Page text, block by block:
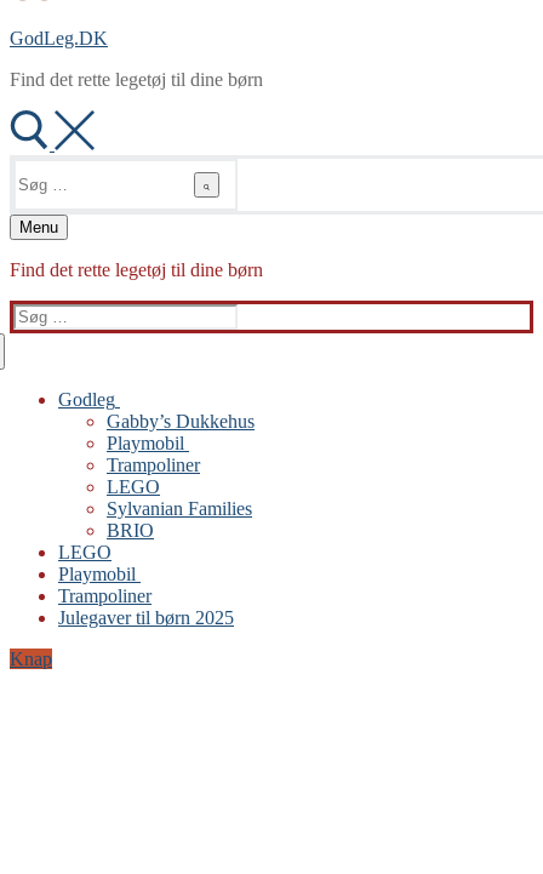
GodLeg.DK
Find det rette legetøj til dine børn
efter:
Menu
Find det rette legetøj til dine børn
Søg
efter:
Godleg
Gabby’s Dukkehus
Playmobil
Trampoliner
LEGO
Sylvanian Families
BRIO
LEGO
Playmobil
Trampoliner
Julegaver til børn 2025
Knap